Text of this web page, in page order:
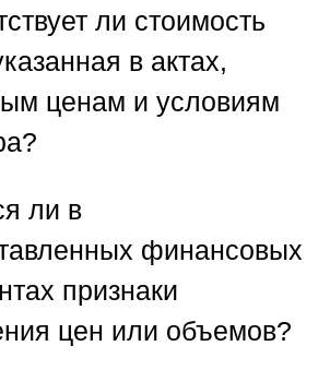
ли стоимость
в актах,
ценам и условиям
ли в
финансовых
признаки
цен или объемов?